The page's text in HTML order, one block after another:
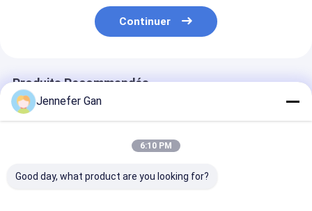
Continuer
Produits Recommandés
Jennefer Gan
6:10 PM
Good day, what product are you looking for?